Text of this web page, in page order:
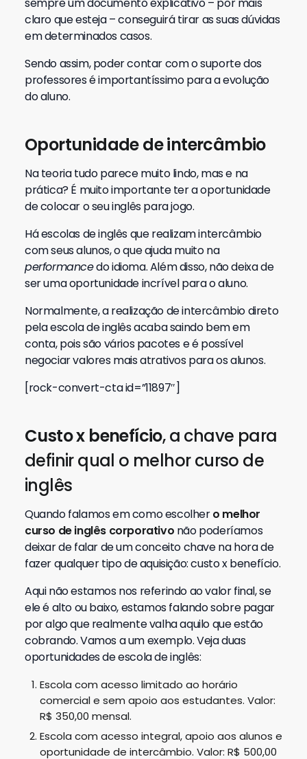
claro que esteja – conseguirá tirar as suas dúvidas
em determinados casos.
Sendo assim, poder contar com o suporte dos
professores é importantíssimo para a evolução
do aluno.
Oportunidade de intercâmbio
Na teoria tudo parece muito lindo, mas e na
prática? É muito importante ter a oportunidade
de colocar o seu inglês para jogo.
Há escolas de inglês que realizam intercâmbio
com seus alunos, o que ajuda muito na
performancedo idioma. Além disso, não deixa de
ser uma oportunidade incrível para o aluno.
Normalmente, a realização de intercâmbio direto
pela escola de inglês acaba saindo bem em
conta, pois são vários pacotes e é possível
negociar valores mais atrativos para os alunos.
[rock-convert-cta id=”11897″]
Custo x benefício, a chave para
definir qual o melhor curso de
inglês
Quando falamos em como escolhero melhor
curso de inglês corporativo não poderíamos
deixar de falar de um conceito chave na hora de
fazer qualquer tipo de aquisição: custo x benefício.
Aqui não estamos nos referindo ao valor final, se
ele é alto ou baixo, estamos falando sobre pagar
por algo que realmente valha aquilo que estão
cobrando. Vamos a um exemplo. Veja duas
oportunidades de escola de inglês:
Escola com acesso limitado ao horário
comercial e sem apoio aos estudantes. Valor:
R$ 350,00 mensal.
Escola com acesso integral, apoio aos alunos e
oportunidade de intercâmbio. Valor: R$ 500,00